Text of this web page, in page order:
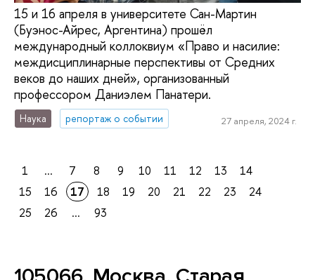
15 и 16 апреля в университете Сан-Мартин
(Буэнос-Айрес, Аргентина) прошёл
международный коллоквиум «Право и насилие:
междисциплинарные перспективы от Средних
веков до наших дней», организованный
профессором Даниэлем Панатери.
Наука репортаж о событии 27 апреля, 2024 г.
1 ... 7 8 9 10 11 12 13
14
15
16 17 18 19 20 21 22 23
24
25
26 ... 93